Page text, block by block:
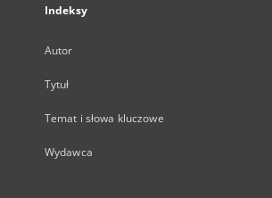
Indeksy
Autor
Tytuł
Temat i słowa kluczowe
Wydawca